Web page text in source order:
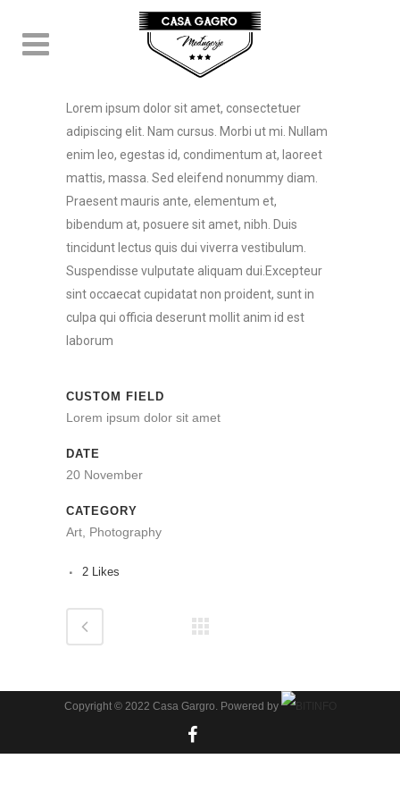
STOCKHOLM FASHION
ABOUT THIS PROJECT
Lorem ipsum dolor sit amet, consectetuer
adipiscing elit. Nam cursus. Morbi ut mi. Nullam
enim leo, egestas id, condimentum at, laoreet
mattis, massa. Sed eleifend nonummy diam.
Praesent mauris ante, elementum et,
bibendum at, posuere sit amet, nibh. Duis
tincidunt lectus quis dui viverra vestibulum.
Suspendisse vulputate aliquam dui.Excepteur
sint occaecat cupidatat non proident, sunt in
culpa qui officia deserunt mollit anim id est
laborum
CUSTOM FIELD
Lorem ipsum dolor sit amet
DATE
20 November
CATEGORY
Art, Photography
2 Likes
Copyright © 2022 Casa Gargro. Powered by